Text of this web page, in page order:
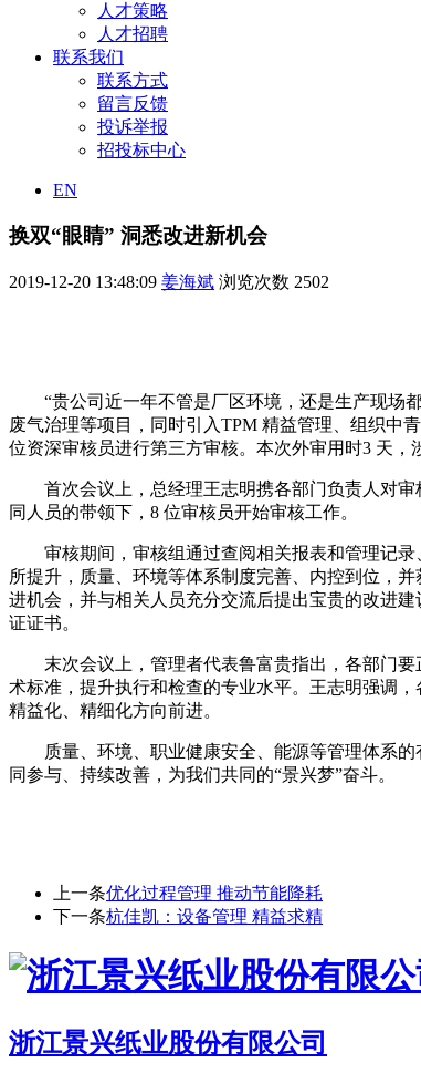
人才策略
人才招聘
联系我们
联系方式
留言反馈
投诉举报
招投标中心
EN
换双“眼睛” 洞悉改进新机会
2019-12-20 13:48:09 姜海斌 浏览次数 2502
“贵公司近一年不管是厂区环境，还是生产现场
废气治理等项目，同时引入TPM 精益管理、组织中
位资深审核员进行第三方审核。本次外审用时3 天
首次会议上，总经理王志明携各部门负责人对
同人员的带领下，8 位审核员开始审核工作。
审核期间，审核组通过查阅相关报表和管理记
所提升，质量、环境等体系制度完善、内控到位，
进机会，并与相关人员充分交流后提出宝贵的改进
证证书。
末次会议上，管理者代表鲁富贵指出，各部门
术标准，提升执行和检查的专业水平。王志明强调
精益化、精细化方向前进。
质量、环境、职业健康安全、能源等管理体系
同参与、持续改善，为我们共同的“景兴梦”奋斗。
上一条优化过程管理 推动节能降耗
下一条杭佳凯：设备管理 精益求精
浙江景兴纸业股份有限公司